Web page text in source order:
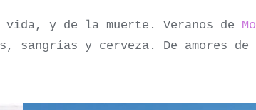
y de la muerte. Veranos de
y cerveza. De amores de